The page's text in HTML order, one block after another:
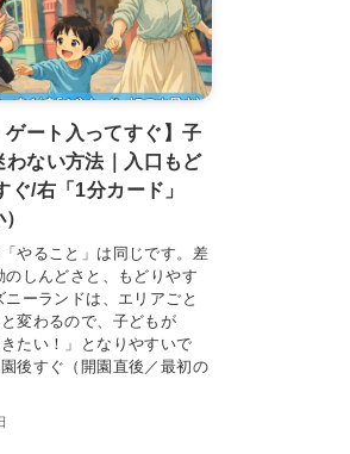
ゲート入ってすぐ】子
ない方法｜入口もど
ぐ/右「1分カード」
やること」は同じです。差
しんどさと、もどりやす
ーランドは、エリアごと
変わるので、子どもが
きたい！」となりやすいで
後すぐ（開園直後／最初の